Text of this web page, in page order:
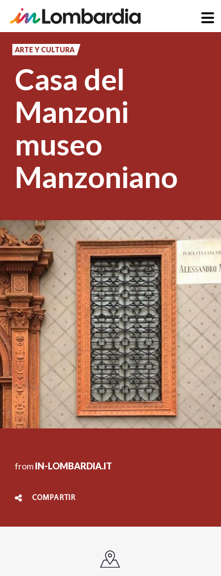
principal
ARTE Y CULTURA
Casa del
Manzoni
museo
Manzoniano
fromIN-LOMBARDIA.IT
COMPARTIR